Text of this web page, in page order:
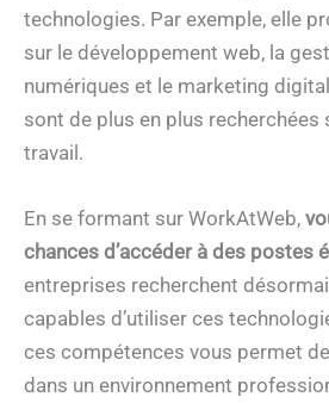
technologies. Par exemple, elle
sur le développement web, la
numériques et le marketing
sont de plus en plus recherchées
travail.
En se formant sur WorkAtWeb,
chances d’accéder à des postes
entreprises recherchent
capables d’utiliser ces
ces compétences vous permet
dans un environnement